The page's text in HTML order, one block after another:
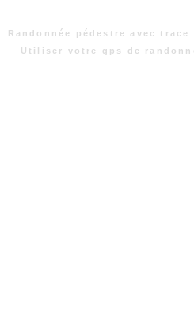
Randonnée pédestre avec trace
Utiliser votre gps de